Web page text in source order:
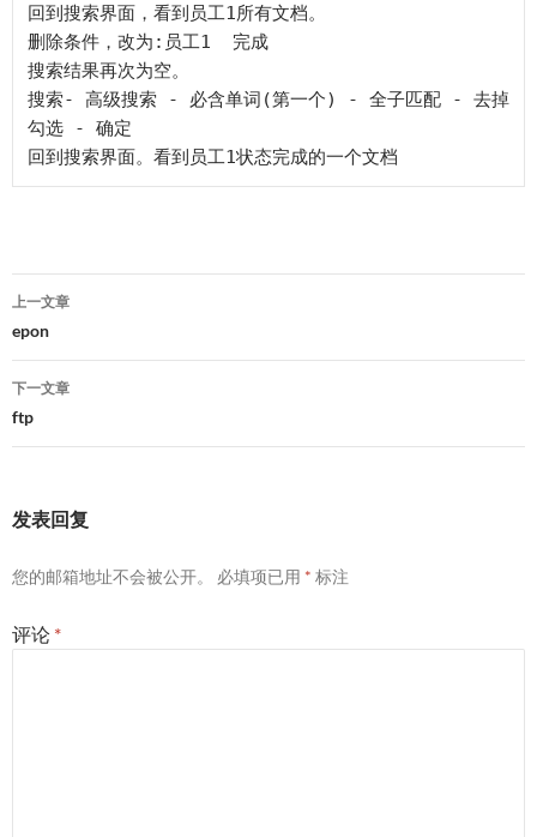
回到搜索界面，看到员工1所有文档。
删除条件，改为:员工1  完成
搜索结果再次为空。
搜索- 高级搜索 - 必含单词(第一个) - 全子匹配 - 去掉
勾选 - 确定
文
章
导
航
上一文章
epon
下一文章
ftp
发表回复
您的邮箱地址不会被公开。 必填项已用 * 标注
评论 *